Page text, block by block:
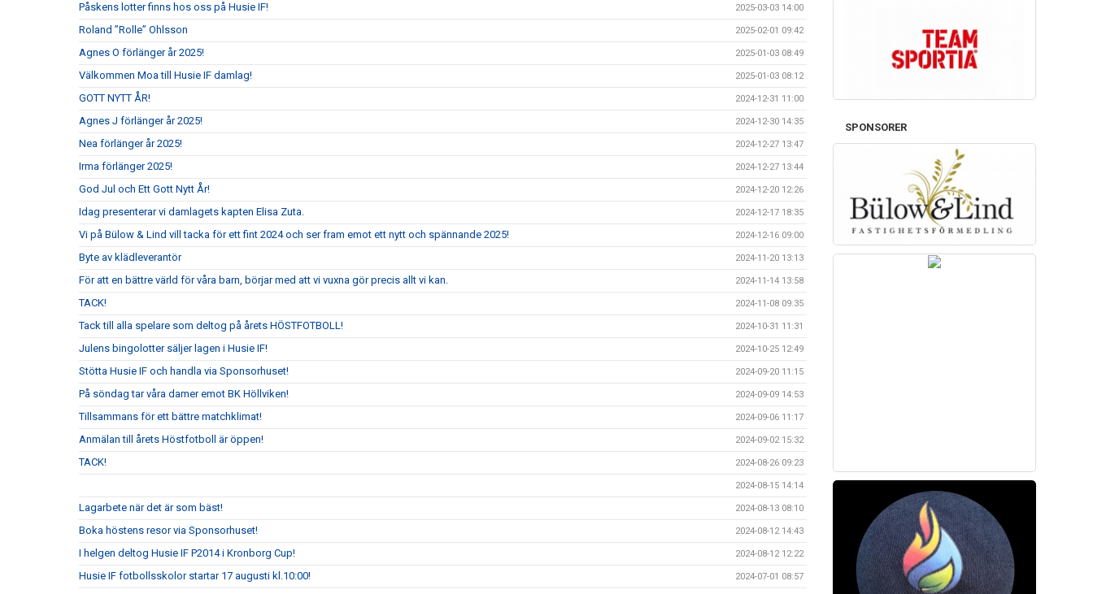
Påskens lotter finns hos oss på Husie IF! 2025-03-03 14:00
Roland ”Rolle” Ohlsson 2025-02-01 09:42
Agnes O förlänger år 2025! 2025-01-03 08:49
Välkommen Moa till Husie IF damlag! 2025-01-03 08:12
GOTT NYTT ÅR! 2024-12-31 11:00
Agnes J förlänger år 2025! 2024-12-30 14:35
Nea förlänger år 2025! 2024-12-27 13:47
Irma förlänger 2025! 2024-12-27 13:44
God Jul och Ett Gott Nytt År! 2024-12-20 12:26
Idag presenterar vi damlagets kapten Elisa Zuta. 2024-12-17 18:35
Vi på Bülow & Lind vill tacka för ett fint 2024 och ser fram emot ett nytt och spännande 2025! 2024-12-16 09:00
Byte av klädleverantör 2024-11-20 13:13
För att en bättre värld för våra barn, börjar med att vi vuxna gör precis allt vi kan. 2024-11-14 13:58
TACK! 2024-11-08 09:35
Tack till alla spelare som deltog på årets HÖSTFOTBOLL! 2024-10-31 11:31
Julens bingolotter säljer lagen i Husie IF! 2024-10-25 12:49
Stötta Husie IF och handla via Sponsorhuset! 2024-09-20 11:15
På söndag tar våra damer emot BK Höllviken! 2024-09-09 14:53
Tillsammans för ett bättre matchklimat! 2024-09-06 11:17
Anmälan till årets Höstfotboll är öppen! 2024-09-02 15:32
TACK! 2024-08-26 09:23
2024-08-15 14:14
Lagarbete när det är som bäst! 2024-08-13 08:10
Boka höstens resor via Sponsorhuset! 2024-08-12 14:43
I helgen deltog Husie IF P2014 i Kronborg Cup! 2024-08-12 12:22
Husie IF fotbollsskolor startar 17 augusti kl.10:00! 2024-07-01 08:57
SPONSORER